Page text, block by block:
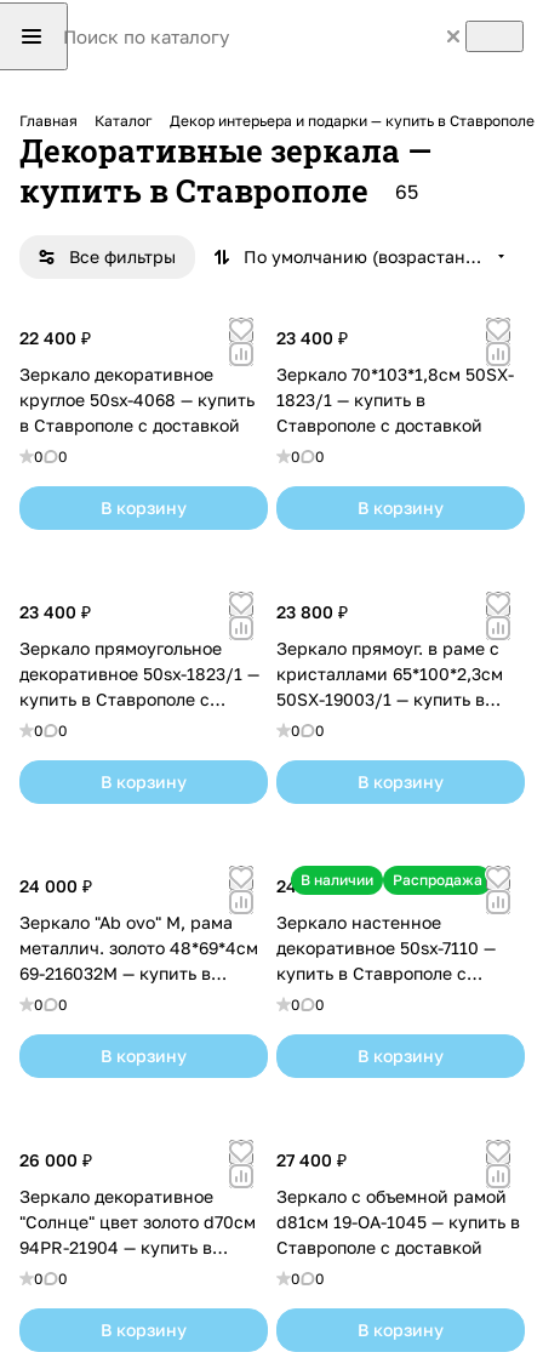
Главная Каталог Декор интерьера и подарки — купить в Ставрополе
Декоративные зеркала —
купить в Ставрополе
65
Все фильтры По умолчанию (возрастание)
22 400 ₽
Зеркало декоративное
круглое 50sx-4068 — купить
в Ставрополе с доставкой
0 0
В корзину
23 400 ₽
Зеркало 70*103*1,8см 50SX-
1823/1 — купить в
Ставрополе с доставкой
0 0
В корзину
23 400 ₽
Зеркало прямоугольное
декоративное 50sx-1823/1 —
купить в Ставрополе с
доставкой
0 0
В корзину
23 800 ₽
Зеркало прямоуг. в раме с
кристаллами 65*100*2,3см
50SX-19003/1 — купить в
Ставрополе с доставкой
0 0
В корзину
24 000 ₽
Зеркало "Ab ovo" M, рама
металлич. золото 48*69*4см
69-216032M — купить в
Ставрополе с доставкой
0 0
В корзину
В наличии Распродажа
24 480 ₽
Зеркало настенное
декоративное 50sx-7110 —
купить в Ставрополе с
доставкой
0 0
В корзину
26 000 ₽
Зеркало декоративное
"Солнце" цвет золото d70см
94PR-21904 — купить в
Ставрополе с доставкой
0 0
В корзину
27 400 ₽
Зеркало с объемной рамой
d81см 19-OA-1045 — купить в
Ставрополе с доставкой
0 0
В корзину